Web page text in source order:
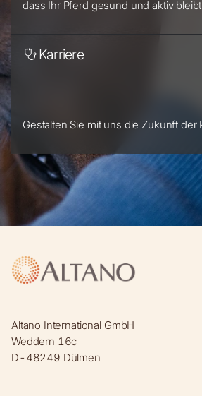
dass Ihr Pferd gesund und aktiv
Karriere
Gestalten Sie mit uns die Zukunft der
Altano International GmbH
Weddern 16c
D-48249 Dülmen